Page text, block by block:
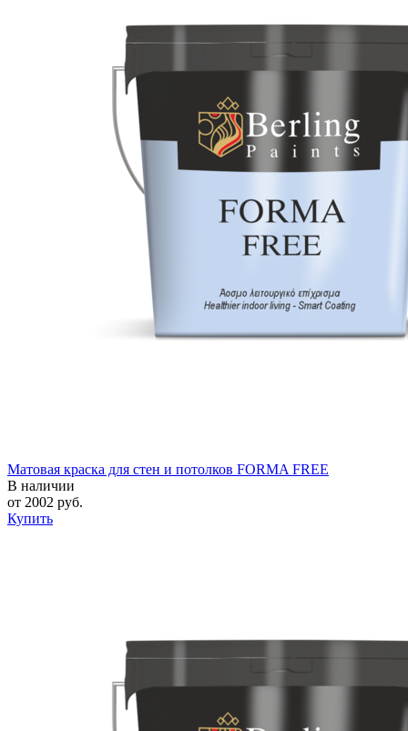
Матовая краска для стен и потолков FORMA FREE
В наличии
от 2002 руб.
Купить